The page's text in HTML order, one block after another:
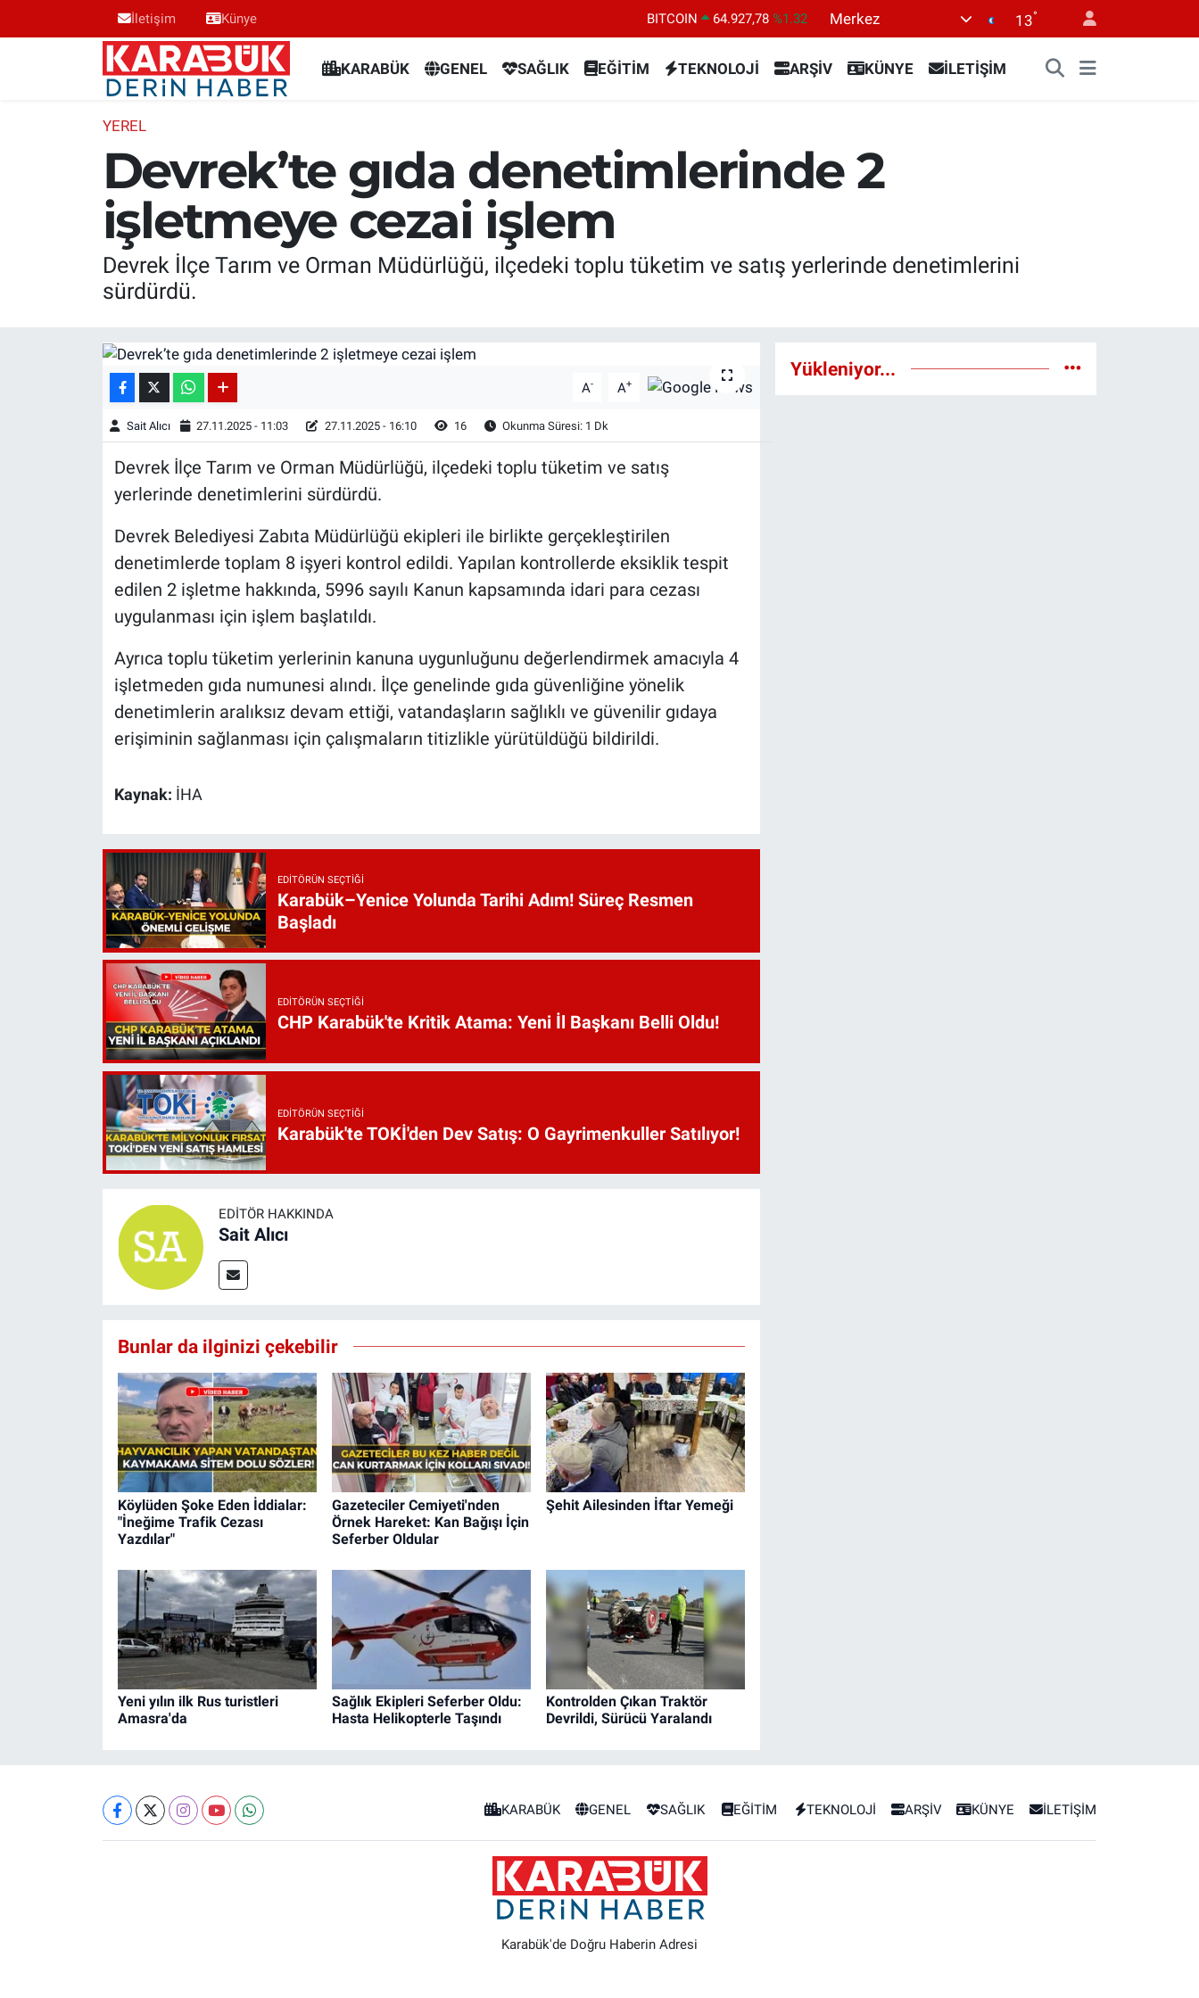
İletişim Künye BITCOIN 64.927,78 %1.32
GRAM ALTIN
6527.85
%0.54
BİST100
%11
Merkez 13°
KARABÜK GENEL SAĞLIK EĞİTİM TEKNOLOJİ ARŞİV KÜNYE İLETİŞİM
YEREL
Devrek’te gıda denetimlerinde 2
işletmeye cezai işlem
Devrek İlçe Tarım ve Orman Müdürlüğü, ilçedeki toplu tüketim ve satış yerlerinde denetimlerini
sürdürdü.
A- A+
Sait Alıcı 27.11.2025 - 11:03 27.11.2025 - 16:10 16 Okunma Süresi: 1 Dk
Devrek İlçe Tarım ve Orman Müdürlüğü, ilçedeki toplu tüketim ve satış
yerlerinde denetimlerini sürdürdü.
Devrek Belediyesi Zabıta Müdürlüğü ekipleri ile birlikte gerçekleştirilen
denetimlerde toplam 8 işyeri kontrol edildi. Yapılan kontrollerde eksiklik tespit
edilen 2 işletme hakkında, 5996 sayılı Kanun kapsamında idari para cezası
uygulanması için işlem başlatıldı.
Ayrıca toplu tüketim yerlerinin kanuna uygunluğunu değerlendirmek amacıyla 4
işletmeden gıda numunesi alındı. İlçe genelinde gıda güvenliğine yönelik
denetimlerin aralıksız devam ettiği, vatandaşların sağlıklı ve güvenilir gıdaya
erişiminin sağlanması için çalışmaların titizlikle yürütüldüğü bildirildi.
Kaynak: İHA
EDITÖRÜN SEÇTIĞI
Karabük–Yenice Yolunda Tarihi Adım! Süreç Resmen
Başladı
EDITÖRÜN SEÇTIĞI
CHP Karabük'te Kritik Atama: Yeni İl Başkanı Belli Oldu!
EDITÖRÜN SEÇTIĞI
Karabük'te TOKİ'den Dev Satış: O Gayrimenkuller Satılıyor!
EDITÖR HAKKINDA
Sait Alıcı
Bunlar da ilginizi çekebilir
Köylüden Şoke Eden İddialar:
"İneğime Trafik Cezası
Yazdılar"
Gazeteciler Cemiyeti'nden
Örnek Hareket: Kan Bağışı İçin
Seferber Oldular
Şehit Ailesinden İftar Yemeği
Yeni yılın ilk Rus turistleri
Amasra'da
Sağlık Ekipleri Seferber Oldu:
Hasta Helikopterle Taşındı
Kontrolden Çıkan Traktör
Devrildi, Sürücü Yaralandı
Yükleniyor...
KARABÜK GENEL SAĞLIK EĞİTİM TEKNOLOJİ ARŞİV KÜNYE İLETİŞİM
Karabük'de Doğru Haberin Adresi
Karabük Nöbetçi Eczaneler
Karabük Trafik Yoğunluk Haritası
Süper Lig Puan Durumu ve Fikstür
Tüm Manşetler
Son Dakika Haberleri
Haber Arşivi